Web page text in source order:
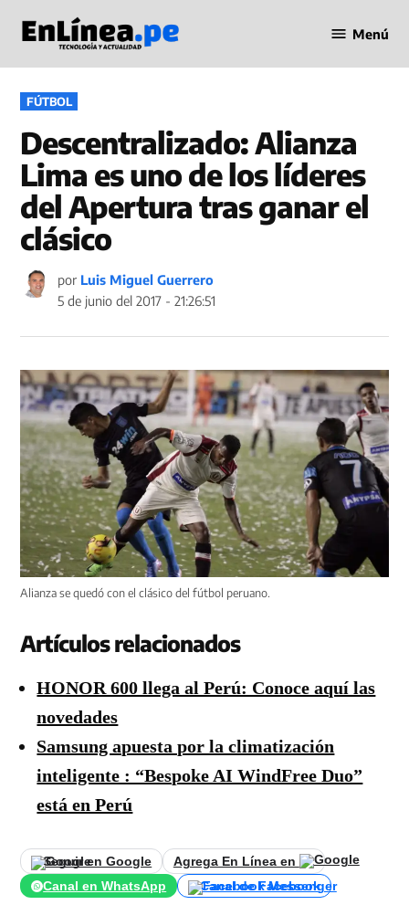
contenido
en Línea
Menú
PUBLICADO
EN
FÚTBOL
Descentralizado: Alianza
Lima es uno de los líderes
del Apertura tras ganar el
clásico
por Luis Miguel Guerrero
5 de junio del 2017 - 21:26:51
Alianza se quedó con el clásico del fútbol peruano.
Artículos relacionados
HONOR 600 llega al Perú: Conoce aquí las
novedades
Samsung apuesta por la climatización
inteligente : “Bespoke AI WindFree Duo”
está en Perú
Seguir en Google
Agrega En Línea en
Canal en WhatsApp
Canal de Facebook